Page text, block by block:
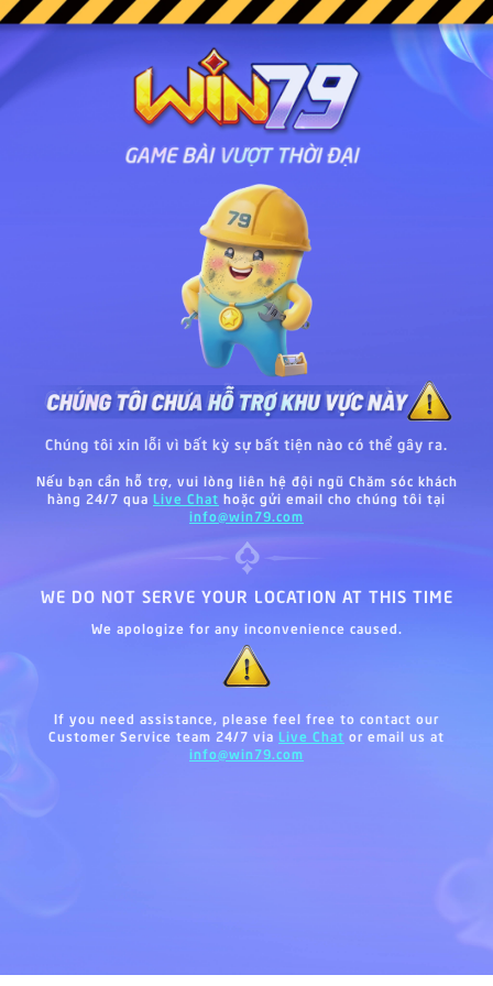
Chúng tôi xin lỗi vì bất kỳ sự bất tiện nào có thể gây ra.
Nếu bạn cần hỗ trợ, vui lòng liên hệ đội ngũ Chăm sóc khách
hàng 24/7 qua Live Chat hoặc gửi email cho chúng tôi tại
info@win79.com
WE DO NOT SERVE YOUR LOCATION AT THIS TIME
We apologize for any inconvenience caused.
If you need assistance, please feel free to contact our
Customer Service team 24/7 via Live Chat or email us at
info@win79.com